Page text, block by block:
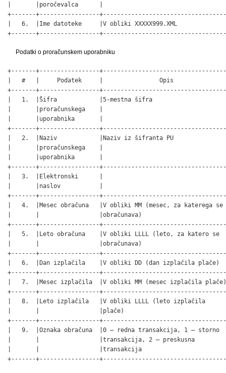
|       |poročevalca      |
+-------+-----------------
|   6.  |Ime datoteke     |V obliki XXXXX999.XML
+-------+-----------------
Podatki o proračunskem uporabniku
+-------+-----------------
|   #   |     Podatek     |                Opis
+-------+-----------------
|   1.  |Šifra            |5-mestna šifra
|       |proračunskega    |
|       |uporabnika       |
+-------+-----------------
|   2.  |Naziv            |Naziv iz šifranta PU
|       |proračunskega    |
|       |uporabnika       |
+-------+-----------------
|   3.  |Elektronski      |
|       |naslov           |
+-------+-----------------
|   4.  |Mesec obračuna   |V obliki MM (mesec, za katerega
|       |                 |obračunava)
+-------+-----------------
|   5.  |Leto obračuna    |V obliki LLLL (leto, za katero se
|       |                 |obračunava)
+-------+-----------------
|   6.  |Dan izplačila    |V obliki DD (dan izplačila plače)
+-------+-----------------
|   7.  |Mesec izplačila  |V obliki MM (mesec izplačila
+-------+-----------------
|   8.  |Leto izplačila   |V obliki LLLL (leto izplačila
|       |                 |plače)
+-------+-----------------
|   9.  |Oznaka obračuna  |0 – redna transakcija, 1 – storno
|       |                 |transakcija, 2 – preskusna
|       |                 |transakcija
+-------+-----------------